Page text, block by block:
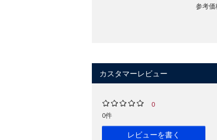
参考
カスタマーレビュー
0
0件
レビューを書く